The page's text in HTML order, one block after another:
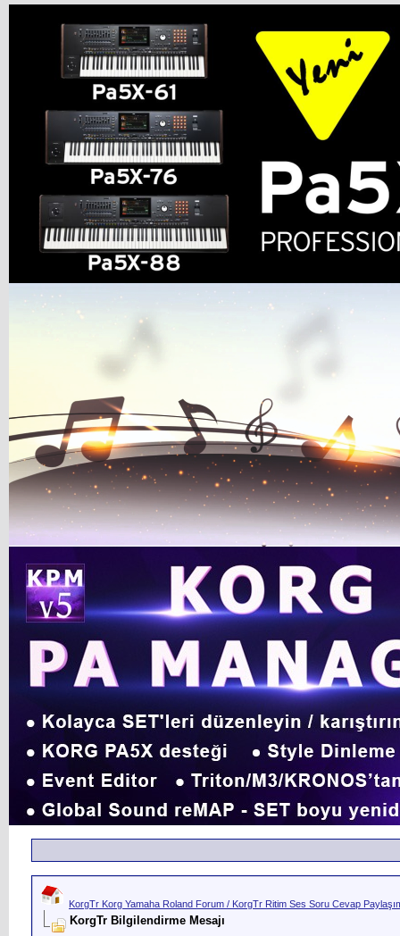
KorgTr Korg Yamaha Roland Forum / KorgTr Ritim Ses Soru Cevap
KorgTr Bilgilendirme Mesajı